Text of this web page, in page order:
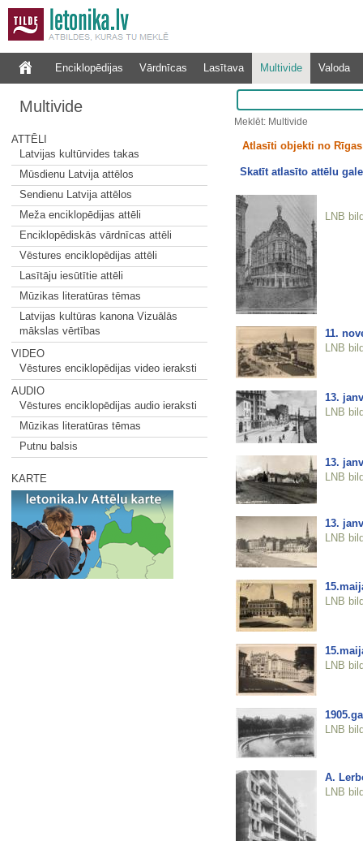
Enciklopēdijas Vārdnīcas Lasītava Multivide Valoda
Multivide
ATTĒLI
Latvijas kultūrvides takas
Mūsdienu Latvija attēlos
Sendienu Latvija attēlos
Meža enciklopēdijas attēli
Enciklopēdiskās vārdnīcas attēli
Vēstures enciklopēdijas attēli
Lasītāju iesūtītie attēli
Mūzikas literatūras tēmas
Latvijas kultūras kanona Vizuālās
mākslas vērtības
VIDEO
Vēstures enciklopēdijas video ieraksti
AUDIO
Vēstures enciklopēdijas audio ieraksti
Mūzikas literatūras tēmas
Putnu balsis
KARTE
Meklēt: Multivide
Atlasīti objekti no
Skatīt atlasīto attēlu
LNB
11.
LNB
13.
LNB
13.
LNB
13.
LNB
LNB
LNB
LNB
A.
LNB